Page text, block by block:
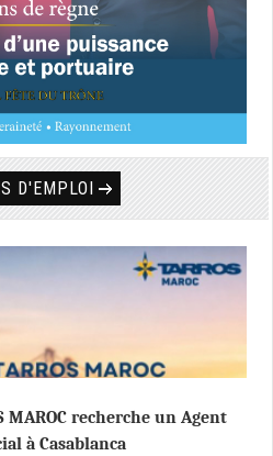
D'EMPLOI
MAROC recherche un Agent
à Casablanca